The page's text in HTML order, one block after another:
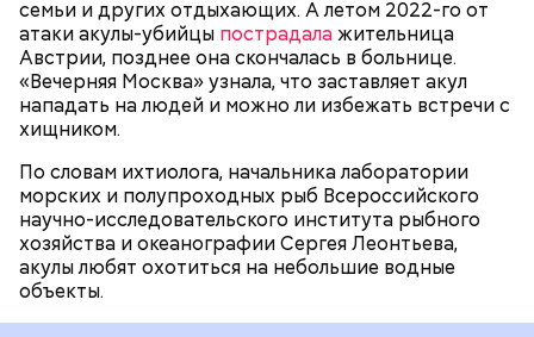
семьи и других отдыхающих. А летом 2022-го от
атаки акулы-убийцы пострадалажительница
Австрии, позднее она скончалась в больнице.
«Вечерняя Москва» узнала, что заставляет акул
нападать на людей и можно ли избежать встречи с
хищником.
По словам ихтиолога, начальника лаборатории
морских и полупроходных рыб Всероссийского
научно-исследовательского института рыбного
хозяйства и океанографии Сергея Леонтьева,
акулы любят охотиться на небольшие водные
объекты.
Собеседник «Вечерней Москвы» отметил, что еще
несколько лет назад о таких походах даже мечтать
не приходилось, но сегодня это вполне
гидом.
— Ко всем этим рейтингам и часам нужно
относиться скептически, ведь все эти оценки
экспертов, заключения, предположения
ангажированы. Такие заявления кому-то выгодны,
— пояснил эксперт.